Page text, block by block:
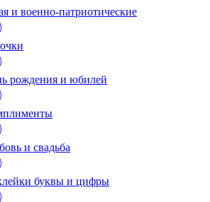
и военно-патриотические
рождения и юбилей
и свадьба
буквы и цифры